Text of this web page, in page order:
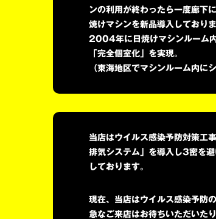
ンの利用が終わったら一度廊下
焼けマシンを新品導入しておりま
2004年に日焼けマシンルーム
「完全個室化」を実現。
（東海地区でマシンルーム内に
当店はウイルス感染予防対策工
排気システム」を導入し3密を
しております。
現在、当店はウイルス感染予防
急なご来店はお待ちいただいた